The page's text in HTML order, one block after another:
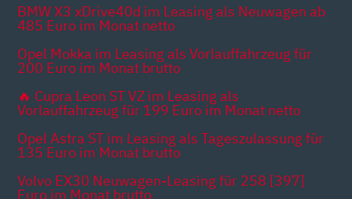
BMW X3 xDrive40d im Leasing als Neuwagen ab
485 Euro im Monat netto
Opel Mokka im Leasing als Vorlauffahrzeug für
200 Euro im Monat brutto
🔥 Cupra Leon ST VZ im Leasing als
Vorlauffahrzeug für 199 Euro im Monat netto
Opel Astra ST im Leasing als Tageszulassung für
135 Euro im Monat brutto
Volvo EX30 Neuwagen-Leasing für 258 [397]
Euro im Monat brutto